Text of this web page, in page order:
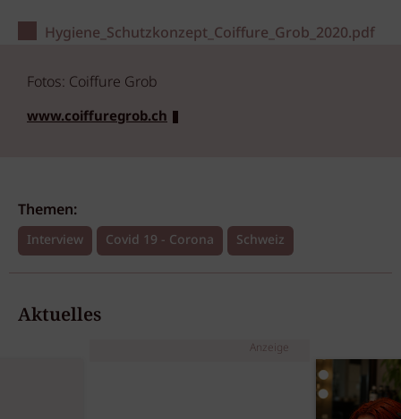
Hygiene_Schutzkonzept_Coiffure_Grob_2020.pdf
Fotos: Coiffure Grob
www.coiffuregrob.ch
Themen:
Interview Covid 19 - Corona Schweiz
Aktuelles
Anzeige